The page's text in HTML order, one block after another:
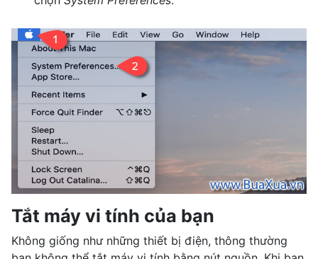
Tắt máy vi tính của bạn
Không giống như những thiết bị điện, thông thường